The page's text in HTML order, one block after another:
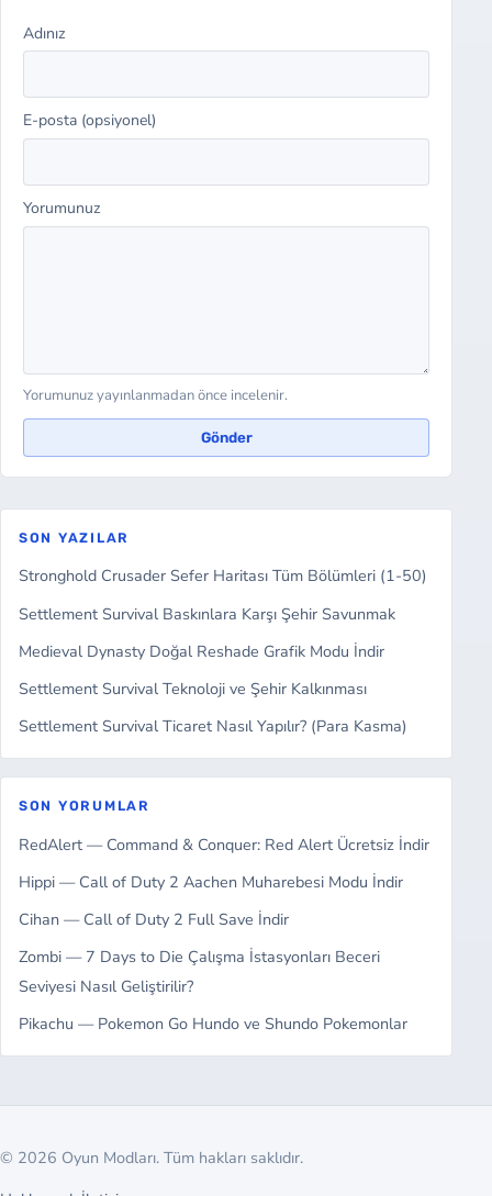
SON YAZILAR
Stronghold Crusader Sefer Haritası Tüm Bölümleri (1-50)
Settlement Survival Baskınlara Karşı Şehir Savunmak
Medieval Dynasty Doğal Reshade Grafik Modu İndir
Settlement Survival Teknoloji ve Şehir Kalkınması
Settlement Survival Ticaret Nasıl Yapılır? (Para Kasma)
SON YORUMLAR
RedAlert — Command & Conquer: Red Alert Ücretsiz İndir
Hippi — Call of Duty 2 Aachen Muharebesi Modu İndir
Cihan — Call of Duty 2 Full Save İndir
Zombi — 7 Days to Die Çalışma İstasyonları Beceri
Seviyesi Nasıl Geliştirilir?
Pikachu — Pokemon Go Hundo ve Shundo Pokemonlar
Adınız
E-posta (opsiyonel)
Yorumunuz
Yorumunuz yayınlanmadan önce incelenir.
Gönder
© 2026 Oyun Modları. Tüm hakları saklıdır.